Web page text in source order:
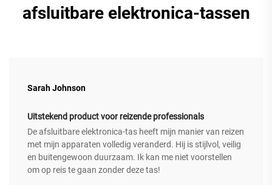
afsluitbare elektronica-tassen
Sarah Johnson
Uitstekend product voor reizende professionals
De afsluitbare elektronica-tas heeft mijn manier van reizen
met mijn apparaten volledig veranderd. Hij is stijlvol, veilig
en buitengewoon duurzaam. Ik kan me niet voorstellen
om op reis te gaan zonder deze tas!